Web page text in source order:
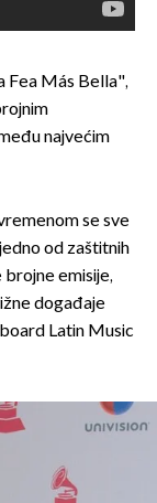
Fea Más Bella",
najvećim
se sve
od zaštitnih
emisije,
događaje
Latin Music